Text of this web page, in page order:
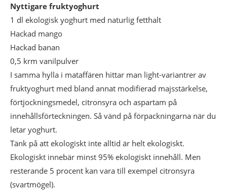
Nyttigare fruktyoghurt
1 dl ekologisk yoghurt med naturlig fetthalt
Hackad mango
Hackad banan
0,5 krm vanilpulver
I samma hylla i mataffären hittar man light-variantrer av
fruktyoghurt med bland annat modifierad majsstärkelse,
förtjockningsmedel, citronsyra och aspartam på
innehållsförteckningen. Så vänd på förpackningarna när du
letar yoghurt.
Tänk på att ekologiskt inte alltid är helt ekologiskt.
Ekologiskt innebär minst 95% ekologiskt innehåll. Men
resterande 5 procent kan vara till exempel citronsyra
(svartmögel).